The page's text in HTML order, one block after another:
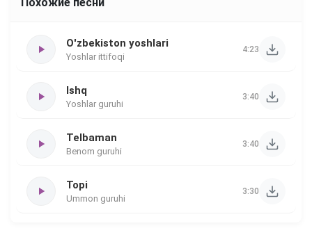
O'zbekiston yoshlari
Yoshlar ittifoqi
4:23
Ishq
Yoshlar guruhi
3:40
Telbaman
Benom guruhi
3:40
Topi
Ummon guruhi
3:30